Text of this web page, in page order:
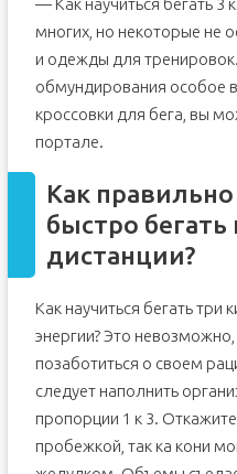
— Как научиться бегать 3
многих, но некоторые не
и одежды для
обмундирования особое
кроссовки для бега, вы
портале.
Как
быстро
дистанции?
Как научиться бегать
энергии? Это
позаботиться о своем
следует наполнить
пропорции 1 к 3.
пробежкой, так ка кони